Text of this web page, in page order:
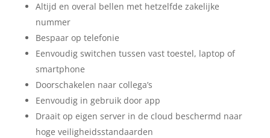
Altijd en overal bellen met hetzelfde zakelijke
nummer
Bespaar op telefonie
Eenvoudig switchen tussen vast toestel, laptop of
smartphone
Doorschakelen naar collega’s
Eenvoudig in gebruik door app
Draait op eigen server in de cloud beschermd naar
hoge veiligheidsstandaarden